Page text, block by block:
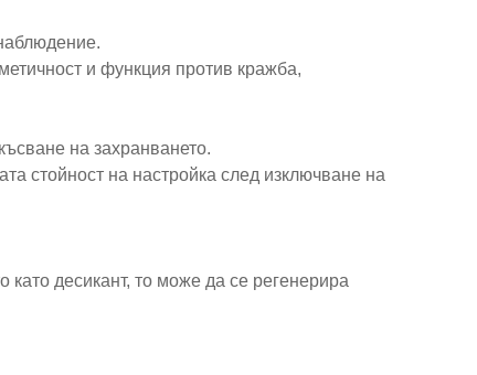
и функция против кражба,
на захранването.
стойност на настройка след изключване на
десикант, то може да се регенерира